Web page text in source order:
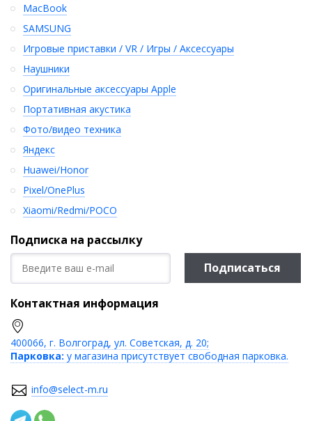
MacBook
SAMSUNG
Игровые приставки / VR / Игры / Аксессуары
Наушники
Оригинальные аксессуары Apple
Портативная акустика
Фото/видео техника
Яндекс
Huawei/Honor
Pixel/OnePlus
Xiaomi/Redmi/POCO
Подписка на рассылку
Подписаться
Контактная информация
400066, г. Волгоград, ул. Советская, д. 20;
Парковка: у магазина присутствует свободная парковка.
info@select-m.ru